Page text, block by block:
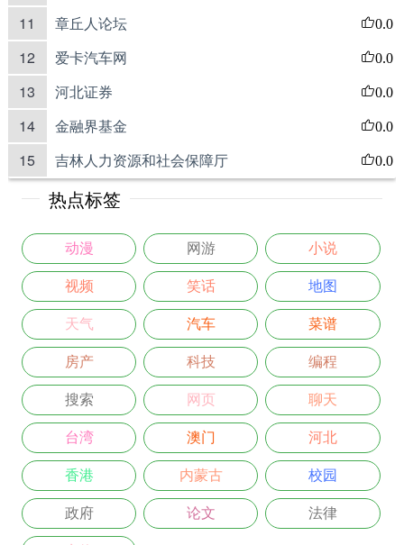
11 章丘人论坛 0.0
12 爱卡汽车网 0.0
13 河北证券 0.0
14 金融界基金 0.0
15 吉林人力资源和社会保障厅 0.0
热点标签
动漫 网游 小说
视频 笑话 地图
天气 汽车 菜谱
房产 科技 编程
搜索 网页 聊天
台湾 澳门 河北
香港 内蒙古 校园
政府 论文 法律